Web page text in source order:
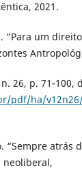
2021.
“Para um
26, p. 71-100,
pdf/ha/
“Sempre
neoliberal,